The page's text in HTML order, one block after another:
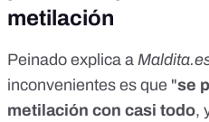
metilación
Peinado explica a
inconvenientes es que "se
metilación con casi todo,